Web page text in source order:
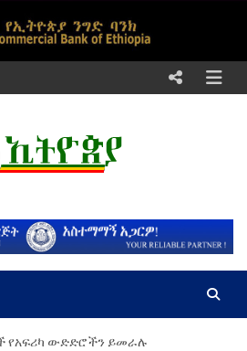
የአፍሪካ ውድድሮችን ይመራሉ